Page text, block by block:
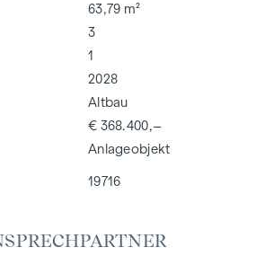
63,79 m²
3
1
2028
Altbau
€ 368.400,–
Anlageobjekt
19716